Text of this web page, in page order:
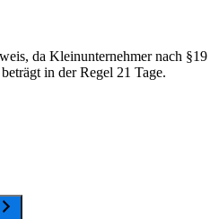
da Kleinunternehmer nach §19
in der Regel 21 Tage.